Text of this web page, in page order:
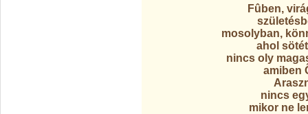
Fûben,
mosolyban,
ahol
nincs oly
amiben
nincs
mikor ne